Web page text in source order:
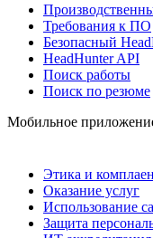
Требования к ПО
Безопасный
HeadHunter API
Поиск работы
Поиск по резюме
Мобильное
Этика и
Оказание услуг
Использование
Защита